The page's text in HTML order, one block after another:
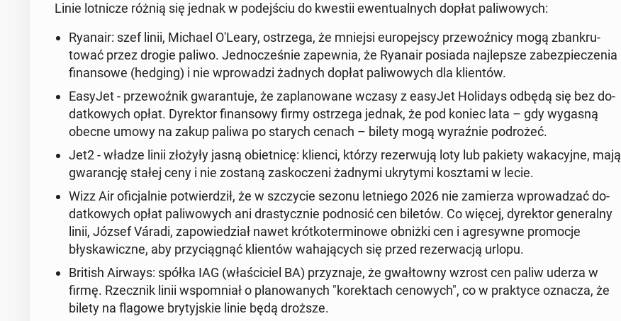
Linie lot­nicze różnią się jednak w pode­jś­ciu do kwestii ewen­tu­al­nych dopłat pali­wowych:
Ryanair: szef linii, Michael O'Leary, os­trze­ga, że mniejsi eu­rope­js­cy prze­woźni­cy mogą zbankru­
tować przez drogie paliwo. Jed­nocześnie za­pew­nia, że Ryanair posiada na­jlep­sze zabez­pieczenia
fi­nan­sowe (hedging) i nie wprowadzi żadnych dopłat pali­wowych dla klien­tów.
EasyJet - prze­woźnik gwaran­tu­je, że za­planowane wczasy z easyJet Hol­i­days odbędą się bez do­
datkowych opłat. Dyrek­tor fi­nan­sowy firmy os­trze­ga jednak, że pod koniec lata – gdy wygasną
obecne umowy na zakup paliwa po starych cenach – bilety mogą wyraźnie po­drożeć.
Jet2 - władze linii złożyły jasną obiet­nicę: klienci, którzy rez­er­wu­ją loty lub pakiety waka­cyjne, mają
gwarancję stałej ceny i nie zostaną za­skoczeni żadnymi ukry­ty­mi kosz­ta­mi w lecie.
Wizz Air ofic­jal­nie potwierdz­ił, że w szczy­cie sezonu let­niego 2026 nie za­mierza wprowadzać do­
datkowych opłat pali­wowych ani drasty­cznie pod­nosić cen biletów. Co więcej, dyrek­tor gen­er­al­ny
linii, József Váradi, za­powiedzi­ał nawet krótkoter­mi­nowe obniżki cen i agresy­wne pro­moc­je
błyskaw­iczne, aby przy­ciągnąć klien­tów wa­ha­ją­cych się przed rez­erwacją urlopu.
British Airways: spółka IAG (właś­ci­ciel BA) przyz­na­je, że gwał­towny wzrost cen paliw uderza w
firmę. Rzecznik linii wspom­ni­ał o planowanych "ko­rek­tach cenowych", co w prak­tyce oznacza, że
bilety na flagowe bry­tyjskie linie będą droższe.